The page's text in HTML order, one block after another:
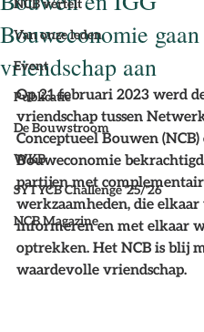
NCB vertelt
Van onze leden
Event
Publicatie
De Bouwstroom
WKB
SYTYCB Challenge '25/'26
NCB Magazine
Bouweconomie gaan
vriendschap aan
Op 21 februari 2023 werd
vriendschap tussen
Conceptueel Bouwen (NCB)
Bouweconomie
partijen met
werkzaamheden, die
informeren en met elkaar
optrekken. Het NCB is blij
waardevolle vriendschap.